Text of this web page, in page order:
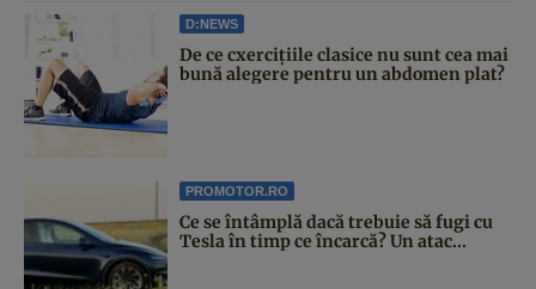
D:NEWS
De ce cxercițiile clasice nu sunt cea mai
bună alegere pentru un abdomen plat?
PROMOTOR.RO
Ce se întâmplă dacă trebuie să fugi cu
Tesla în timp ce încarcă? Un atac...